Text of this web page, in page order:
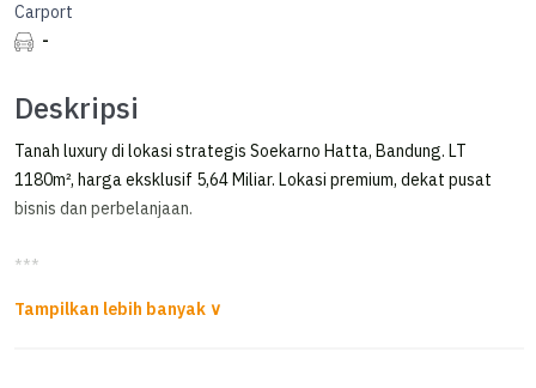
Carport
-
Deskripsi
Tanah luxury di lokasi strategis Soekarno Hatta, Bandung. LT
1180m², harga eksklusif 5,64 Miliar. Lokasi premium, dekat pusat
bisnis dan perbelanjaan.
***